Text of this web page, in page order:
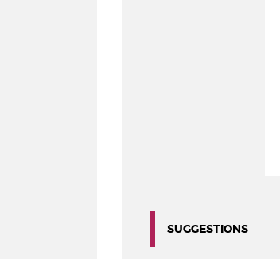
SUGGESTIONS